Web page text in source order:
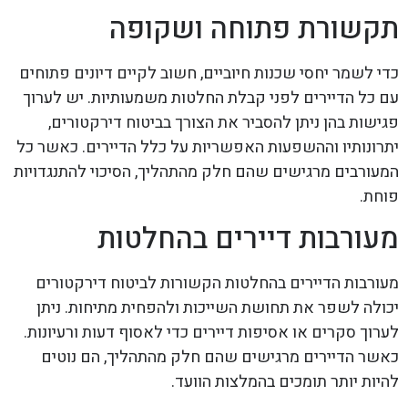
תקשורת פתוחה ושקופה
כדי לשמר יחסי שכנות חיוביים, חשוב לקיים דיונים פתוחים
עם כל הדיירים לפני קבלת החלטות משמעותיות. יש לערוך
פגישות בהן ניתן להסביר את הצורך בביטוח דירקטורים,
יתרונותיו וההשפעות האפשריות על כלל הדיירים. כאשר כל
המעורבים מרגישים שהם חלק מהתהליך, הסיכוי להתנגדויות
פוחת.
מעורבות דיירים בהחלטות
מעורבות הדיירים בהחלטות הקשורות לביטוח דירקטורים
יכולה לשפר את תחושת השייכות ולהפחית מתיחות. ניתן
לערוך סקרים או אסיפות דיירים כדי לאסוף דעות ורעיונות.
כאשר הדיירים מרגישים שהם חלק מהתהליך, הם נוטים
להיות יותר תומכים בהמלצות הוועד.